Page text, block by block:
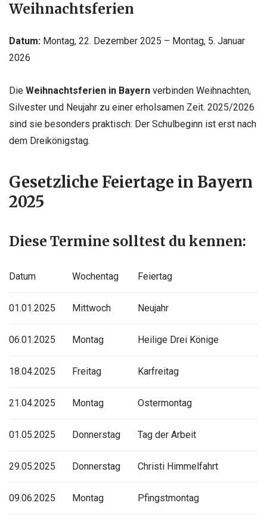
Weihnachtsferien
Datum: Montag, 22. Dezember 2025 – Montag, 5. Januar
2026
Die Weihnachtsferien in Bayern verbinden Weihnachten,
Silvester und Neujahr zu einer erholsamen Zeit. 2025/2026
sind sie besonders praktisch: Der Schulbeginn ist erst nach
dem Dreikönigstag.
Gesetzliche Feiertage in Bayern
2025
Diese Termine solltest du kennen:
Datum Wochentag Feiertag
01.01.2025 Mittwoch Neujahr
06.01.2025 Montag Heilige Drei Könige
18.04.2025 Freitag Karfreitag
21.04.2025 Montag Ostermontag
01.05.2025 Donnerstag Tag der Arbeit
29.05.2025 Donnerstag Christi Himmelfahrt
09.06.2025 Montag Pfingstmontag